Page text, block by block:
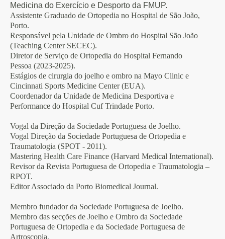
Medicina do Exercício e Desporto da FMUP.
Assistente Graduado de Ortopedia no Hospital de São João,
Porto.
Responsável pela Unidade de Ombro do Hospital São João
(Teaching Center SECEC).
Diretor de Serviço de Ortopedia do Hospital Fernando
Pessoa (2023-2025).
Estágios de cirurgia do joelho e ombro na Mayo Clinic e
Cincinnati Sports Medicine Center (EUA).
Coordenador da Unidade de Medicina Desportiva e
Performance do Hospital Cuf Trindade Porto.
Vogal da Direção da Sociedade Portuguesa de Joelho.
Vogal Direção da Sociedade Portuguesa de Ortopedia e
Traumatologia (SPOT - 2011).
Mastering Health Care Finance (Harvard Medical International).
Revisor da Revista Portuguesa de Ortopedia e Traumatologia –
RPOT.
Editor Associado da Porto Biomedical Journal.
Membro fundador da Sociedade Portuguesa de Joelho.
Membro das secções de Joelho e Ombro da Sociedade
Portuguesa de Ortopedia e da Sociedade Portuguesa de
Artroscopia.